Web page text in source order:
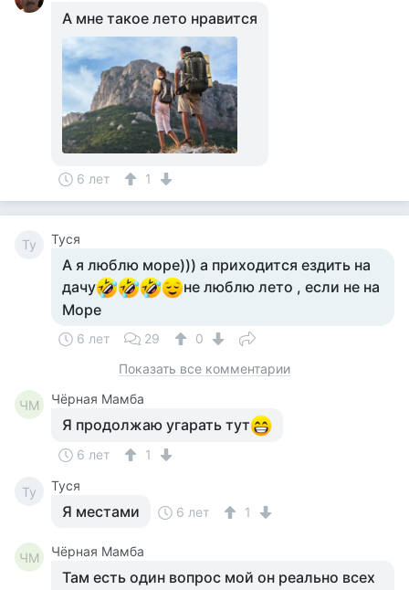
А мне такое лето нравится
6 лет 1
Ty Tycя
А я люблю море))) а приходится ездить на
дачу
не люблю лето , если не на
Море
6 лет 29
0
Показать все комментарии
ЧМ Чёрная Мамба
Я продолжаю угарать тут
6 лет 1
Ty Tycя
Я местами 6 лет 1
ЧМ Чёрная Мамба
Там есть один вопрос мой он реально всех